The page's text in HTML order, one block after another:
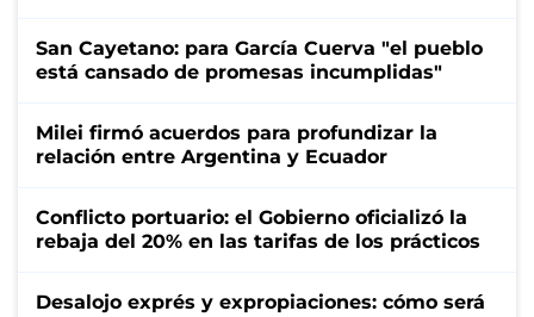
San Cayetano: para García Cuerva "el pueblo
está cansado de promesas incumplidas"
Milei firmó acuerdos para profundizar la
relación entre Argentina y Ecuador
Conflicto portuario: el Gobierno oficializó la
rebaja del 20% en las tarifas de los prácticos
Desalojo exprés y expropiaciones: cómo será